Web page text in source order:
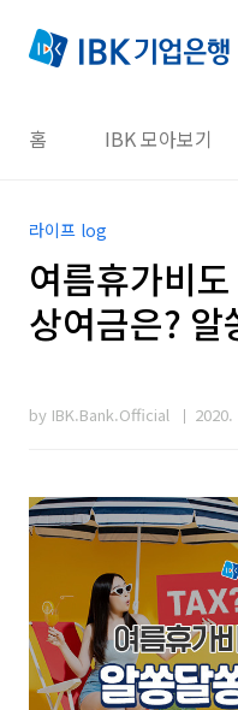
홈 IBK 모아보기
라이프 log
여름휴가비
상여금은? 알
by IBK.Bank.Official